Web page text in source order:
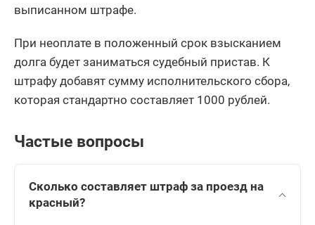
выписанном штрафе.
При неоплате в положенный срок взысканием
долга будет заниматься судебный пристав. К
штрафу добавят сумму исполнительского сбора,
которая стандартно составляет 1000 рублей.
Частые вопросы
Сколько составляет штраф за проезд на
красный?